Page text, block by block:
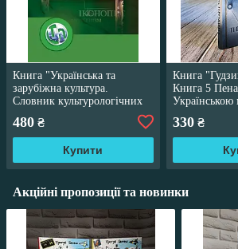
Книга "Українська та
зарубіжна культура.
Словник культурологічних
480 ₴
Купити
Книга
Книга 5
Українською
330₴
Акційні пропозиції та новинки